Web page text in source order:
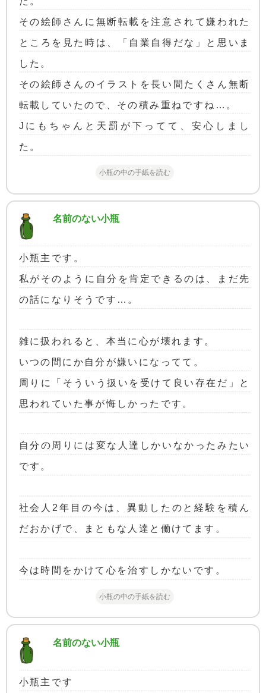
その絵師さんに無断転載を注意されて嫌われた
ところを見た時は、「自業自得だな」と思いま
した。
その絵師さんのイラストを長い間たくさん無断
転載していたので、その積み重ねですね…。
Jにもちゃんと天罰が下ってて、安心しまし
た。
小瓶の中の手紙を読む
名前のない小瓶
小瓶主です。
私がそのように自分を肯定できるのは、まだ先
の話になりそうです…。
雑に扱われると、本当に心が壊れます。
いつの間にか自分が嫌いになってて。
周りに「そういう扱いを受けて良い存在だ」と
思われていた事が悔しかったです。
自分の周りには変な人達しかいなかったみたい
です。
社会人2年目の今は、異動したのと経験を積ん
だおかげで、まともな人達と働けてます。
今は時間をかけて心を治すしかないです。
小瓶の中の手紙を読む
名前のない小瓶
小瓶主です